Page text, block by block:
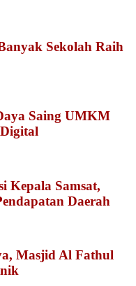
Sekolah Raih
Saing UMKM
Kepala Samsat,
Daerah
Masjid Al Fathul